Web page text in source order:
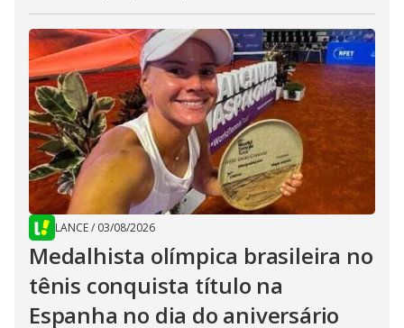
LANCE/ 03/08/2026
Medalhista olímpica brasileira no
tênis conquista título na
Espanha no dia do aniversário